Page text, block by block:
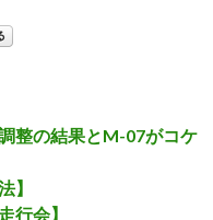
整の結果とM-07がコケ
】
行会】